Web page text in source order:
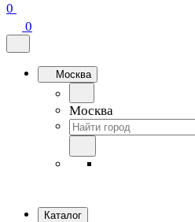
0
0
Москва
Москва
Каталог